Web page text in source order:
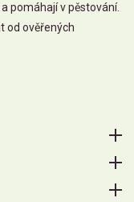
pomáhají v pěstování.
od ověřených